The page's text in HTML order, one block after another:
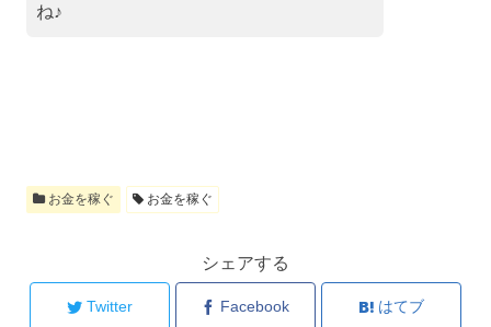
ね♪
お金を稼ぐ お金を稼ぐ
シェアする
Twitter Facebook はてブ